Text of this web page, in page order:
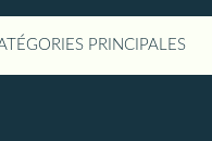
PRINCIPALES